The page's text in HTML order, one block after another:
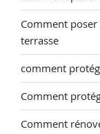
Comment
terrasse
comment
Comment
Comment